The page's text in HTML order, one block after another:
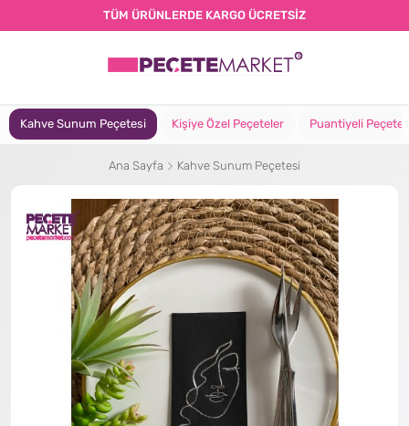
TÜM ÜRÜNLERDE KARGO ÜCRETSİZ
Kahve Sunum Peçetesi Kişiye Özel Peçeteler Puantiyeli Peçete
Ana Sayfa Kahve Sunum Peçetesi